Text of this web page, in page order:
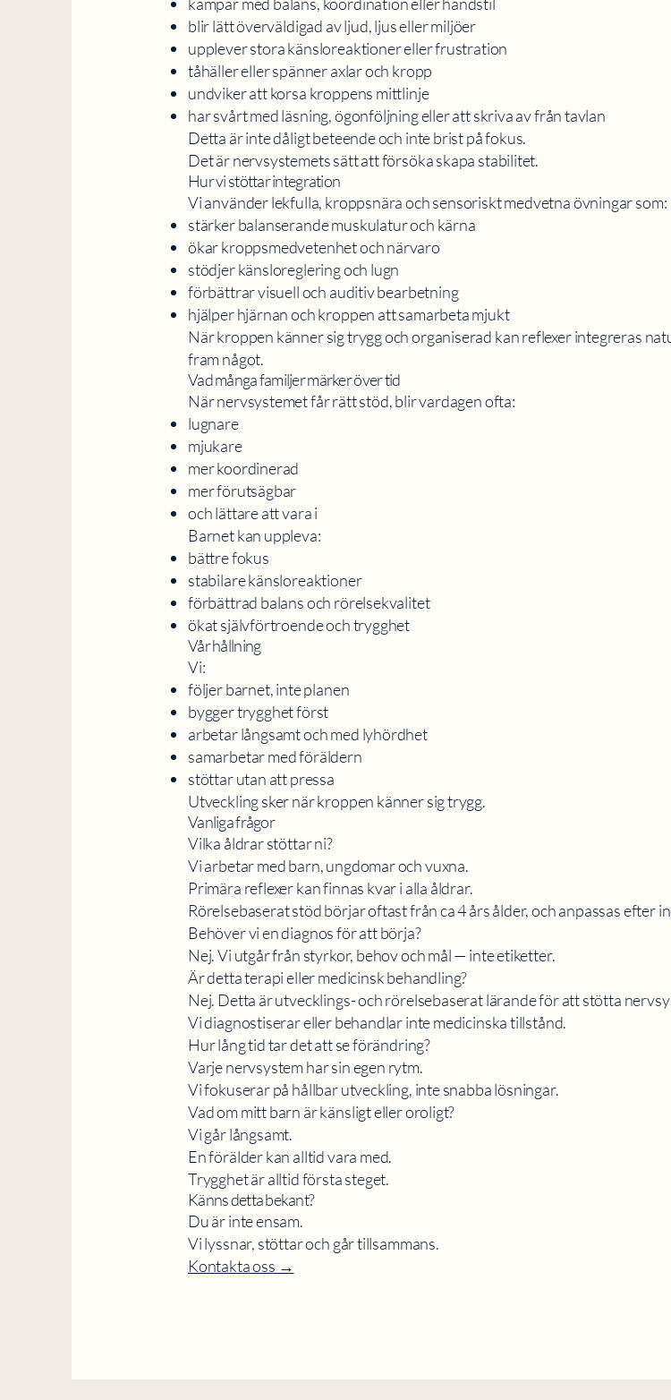
blir lätt överväldigad av ljud, ljus eller miljöer
upplever stora känsloreaktioner eller frustration
tåhäller eller spänner axlar och kropp
undviker att korsa kroppens mittlinje
har svårt med läsning, ögonföljning eller att skriva av från tavlan
Detta är inte dåligt beteende och inte brist på fokus.
Det är nervsystemets sätt att försöka skapa stabilitet.
Hur vi stöttar integration
Vi använder lekfulla, kroppsnära och sensoriskt medvetna övningar som:
stärker balanserande muskulatur och kärna
ökar kroppsmedvetenhet och närvaro
stödjer känsloreglering och lugn
förbättrar visuell och auditiv bearbetning
hjälper hjärnan och kroppen att samarbeta mjukt
När kroppen känner sig trygg och organiserad kan reflexer integreras
fram något.
Vad många familjer märker över tid
När nervsystemet får rätt stöd, blir vardagen ofta:
lugnare
mjukare
mer koordinerad
mer förutsägbar
och lättare att vara i
Barnet kan uppleva:
bättre fokus
stabilare känsloreaktioner
förbättrad balans och rörelsekvalitet
ökat självförtroende och trygghet
Vår hållning
Vi:
följer barnet, inte planen
bygger trygghet först
arbetar långsamt och med lyhördhet
samarbetar med föräldern
stöttar utan att pressa
Utveckling sker när kroppen känner sig trygg.
Vanliga frågor
Vilka åldrar stöttar ni?
Vi arbetar med barn, ungdomar och vuxna.
Primära reflexer kan finnas kvar i alla åldrar.
Rörelsebaserat stöd börjar oftast från ca 4 års ålder, och anpassas efter
Behöver vi en diagnos för att börja?
Nej. Vi utgår från styrkor, behov och mål — inte etiketter.
Är detta terapi eller medicinsk behandling?
Nej. Detta är utvecklings- och rörelsebaserat lärande för att stötta
Vi diagnostiserar eller behandlar inte medicinska tillstånd.
Hur lång tid tar det att se förändring?
Varje nervsystem har sin egen rytm.
Vi fokuserar på hållbar utveckling, inte snabba lösningar.
Vad om mitt barn är känsligt eller oroligt?
Vi går långsamt.
En förälder kan alltid vara med.
Trygghet är alltid första steget.
Känns detta bekant?
Du är inte ensam.
Vi lyssnar, stöttar och går tillsammans.
Kontakta oss →